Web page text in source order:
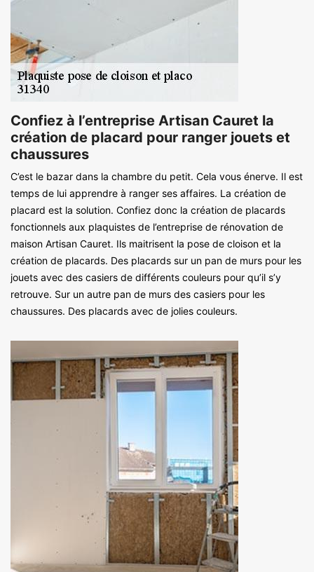
Confiez à l’entreprise Artisan Cauret la
création de placard pour ranger jouets et
chaussures
C’est le bazar dans la chambre du petit. Cela vous énerve. Il est
temps de lui apprendre à ranger ses affaires. La création de
placard est la solution. Confiez donc la création de placards
fonctionnels aux plaquistes de l’entreprise de rénovation de
maison Artisan Cauret. Ils maitrisent la pose de cloison et la
création de placards. Des placards sur un pan de murs pour les
jouets avec des casiers de différents couleurs pour qu’il s’y
retrouve. Sur un autre pan de murs des casiers pour les
chaussures. Des placards avec de jolies couleurs.